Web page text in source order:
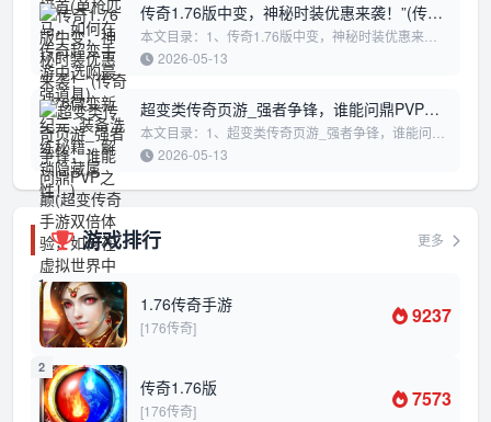
传奇1.76版中变，神秘时装优惠来袭！”(传奇
1.76微变新纪元_装备洗练秘籍，解锁隐藏属
性！)
本文目录：1、传奇1.76版中变，神秘时装优惠来
袭！”2、传奇1.76微变新纪元_装备洗练秘籍，解锁隐
藏属性！3、传奇1.76超变，解锁全服首领...
2026-05-13
超变类传奇页游_强者争锋，谁能问鼎PVP之
巅(超变传奇手游双倍体验，如何在虚拟世界
中迅速崛起”)
本文目录：1、超变类传奇页游_强者争锋，谁能问鼎
PVP之巅2、超变传奇手游双倍体验，如何在虚拟世界
中迅速崛起”超变类传奇页游_强者争锋...
2026-05-13
游戏排行 更多
1
1.76传奇手游
[176传奇] 9237
2
传奇1.76版
[176传奇] 7573